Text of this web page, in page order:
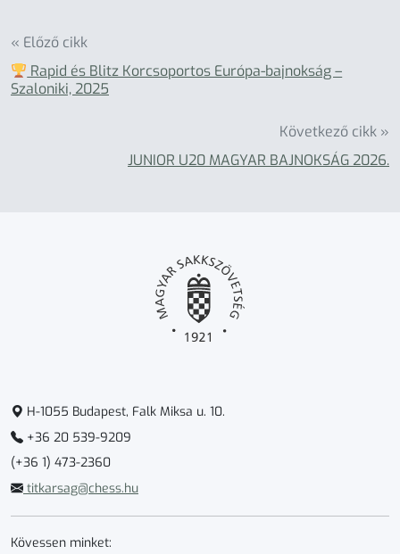
« Előző cikk
Rapid és Blitz Korcsoportos Európa-bajnokság –
Szaloniki, 2025
Következő cikk »
JUNIOR U20 MAGYAR BAJNOKSÁG 2026.
H-1055 Budapest, Falk Miksa u. 10.
+36 20 539-9209
(+36 1) 473-2360
titkarsag@chess.hu
Kövessen minket: